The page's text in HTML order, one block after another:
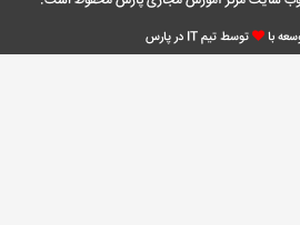
با توسط تیم IT در پارس